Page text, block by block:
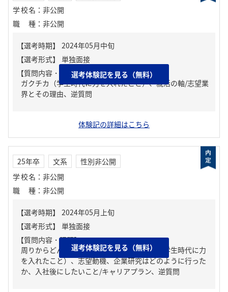
学校名 ： 非公開
職種 ： 非公開
【質問内容・課題】
ガクチカ（学生時代に力を入れたこと）、就活の軸/志望業
界とその理由、逆質問
選考体験記を見る（無料）
体験記の詳細はこちら
25年卒 文系
性別非公開
学校名 ： 非公開
職種 ： 非公開
【質問内容・課題】
周りからどんな人といわれる？、ガクチカ（学生時代に力
を入れたこと）、志望動機、企業研究はどのように行った
か、入社後にしたいこと/キャリアプラン、逆質問
選考体験記を見る（無料）